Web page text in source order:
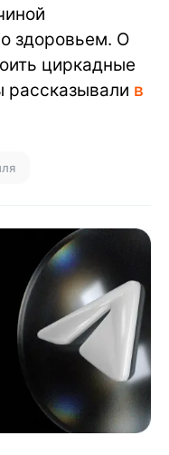
здоровьем. О
циркадные
в